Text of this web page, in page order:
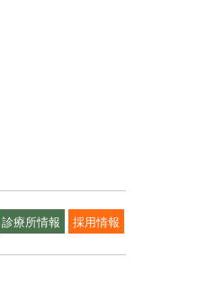
診療所情報 採用情報